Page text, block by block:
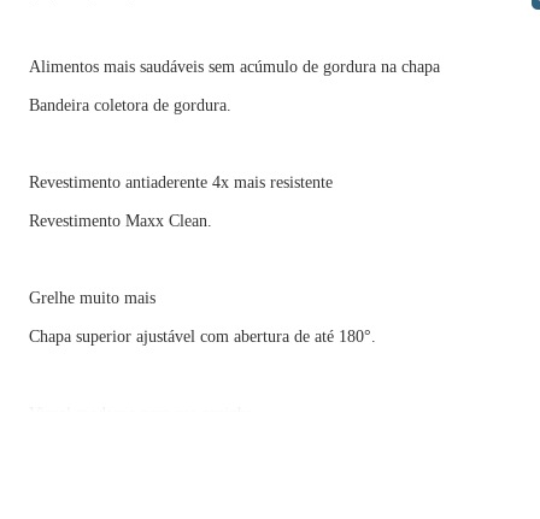
Alimentos mais saudáveis sem acúmulo de gordura na chapa
Bandeira coletora de gordura.
Revestimento antiaderente 4x mais resistente
Revestimento Maxx Clean.
Grelhe muito mais
Chapa superior ajustável com abertura de até 180°.